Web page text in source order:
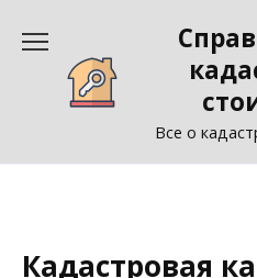
содержанию
Все о
Кадастровая